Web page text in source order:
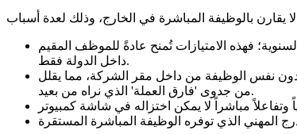
فهذه الامتيازات تُمنح عادةً للموظف المقيم
داخل الدولة فقط.
نفس الوظيفة من داخل مقر الشركة، مما يقلل
من جدوى 'فارق العملة' الذي نراه من بعيد.